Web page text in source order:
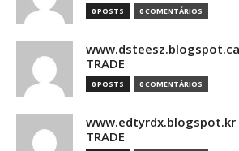
0 POSTS 0 COMENTÁRIOS
www.dsteesz.blogspot.ca
TRADE
0 POSTS 0 COMENTÁRIOS
www.edtyrdx.blogspot.kr
TRADE